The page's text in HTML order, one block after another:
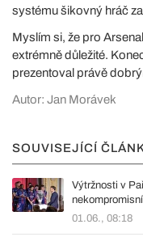
systému šikovný hráč
Myslím si, že pro
extrémně důležité.
prezentoval právě
Autor: Jan Morávek
SOUVISEJÍCÍ
Výtržnosti v
01.06., 08:18